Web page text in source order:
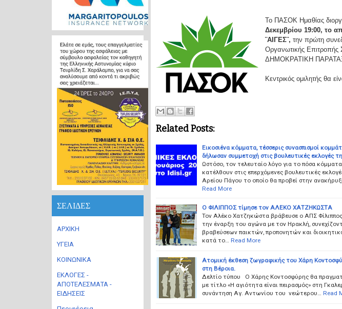
Το ΠΑΣΟΚ Ημαθίας
Δεκεμβρίου 19:00, το
¨ΑΙΓΕΣ¨, την πρώτη
Οργανωτικής
ΔΗΜΟΚΡΑΤΙΚΗ
Κεντρικός ομιλητής θα
Ν.Ε.
Related Posts:
Εικοσιένα κόμματα, τέσσερις συνασπισμοί
δήλωσαν συμμετοχή στις βουλευτικές εκλογές
Ωστόσο, τον τελευταίο λόγο για το πόσα
κατέλθουν στις επερχόμενες βουλευτικές
Αρείου Πάγου το οποίο θα προβεί στην
Read More
Ο ΦΙΛΙΠΠΟΣ τίμησε τον ΑΛΕΚΟ ΧΑΤΖΗΚΩΣΤΑ
Τον Αλέκο Χατζηκώστα βράβευσε ο ΑΠΣ
την έναρξη του αγώνα με τον Ηρακλή,
βραβεύσεων παικτών, προπονητών και
κατά το…
Read More
Aτομική έκθεση ζωγραφικής του Χάρη
στη Βέροια.
Δελτίο τύπου Ο Χάρης Κοντοσφύρης θα
με τίτλο «Η αγιότητα είναι πειρασμός» στη
συνάντηση Αγ. Αντωνίου του νεώτερου…
Read
ΣΕΛΙΔΕΣ
ΑΡΧΙΚΗ
ΥΓΕΙΑ
ΚΟΙΝΩΝΙΚΑ
ΕΚΛΟΓΕΣ -
ΑΠΟΤΕΛΕΣΜΑΤΑ -
ΕΙΔΗΣΕΙΣ